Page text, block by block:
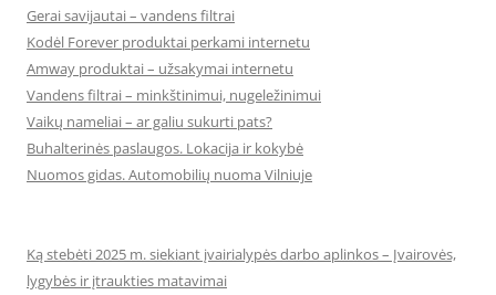
Gerai savijautai – vandens filtrai
Kodėl Forever produktai perkami internetu
Amway produktai – užsakymai internetu
Vandens filtrai – minkštinimui, nugeležinimui
Vaikų nameliai – ar galiu sukurti pats?
Buhalterinės paslaugos. Lokacija ir kokybė
Nuomos gidas. Automobilių nuoma Vilniuje
Ką stebėti 2025 m. siekiant įvairialypės darbo aplinkos – Įvairovės,
lygybės ir įtraukties matavimai